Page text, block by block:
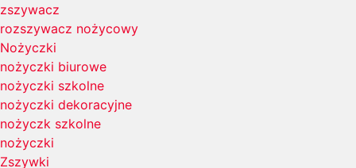
zszywacz
rozszywacz nożycowy
Nożyczki
nożyczki biurowe
nożyczki szkolne
nożyczki dekoracyjne
nożyczk szkolne
nożyczki
Zszywki